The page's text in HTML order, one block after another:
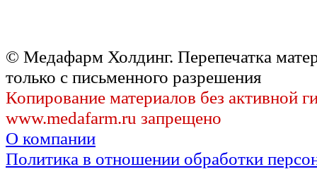
© Медафарм Холдинг. Перепечатка
только с письменного разрешения
Копирование материалов без активной
www.medafarm.ru запрещено
О компании
Политика в отношении обработки